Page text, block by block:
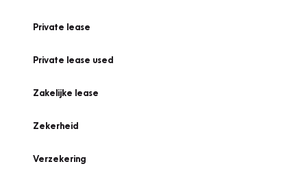
Private lease
Private lease used
Zakelijke lease
Zekerheid
Verzekering